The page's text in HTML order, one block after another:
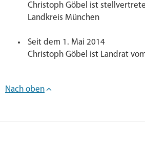
Christoph Göbel ist
Landkreis München
Seit dem 1. Mai 2014
Christoph Göbel ist Landrat
Nach oben